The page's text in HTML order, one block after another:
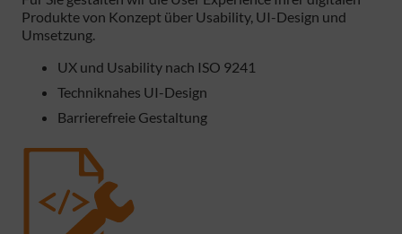
Produkte von Konzept über Usability, UI-Design und
Umsetzung.
UX und Usability nach ISO 9241
Techniknahes UI-Design
Barrierefreie Gestaltung